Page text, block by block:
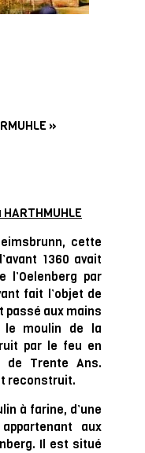
»
cette
1360 avait
l’Oelenberg par
fait l’objet de
aux mains
le moulin de la
par le feu en
de Trente Ans.
reconstruit.
à farine, d’une
aux
Il est situé